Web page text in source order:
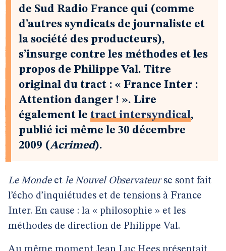
de Sud Radio France qui (comme
d’autres syndicats de journaliste et
la société des producteurs),
s’insurge contre les méthodes et les
propos de Philippe Val. Titre
original du tract : « France Inter :
Attention danger ! ». Lire
également le tract intersyndical,
publié ici même le 30 décembre
2009 (Acrimed).
Le Monde et le Nouvel Observateurse sont fait
l’écho d’inquiétudes et de tensions à France
Inter. En cause : la « philosophie » et les
méthodes de direction de Philippe Val.